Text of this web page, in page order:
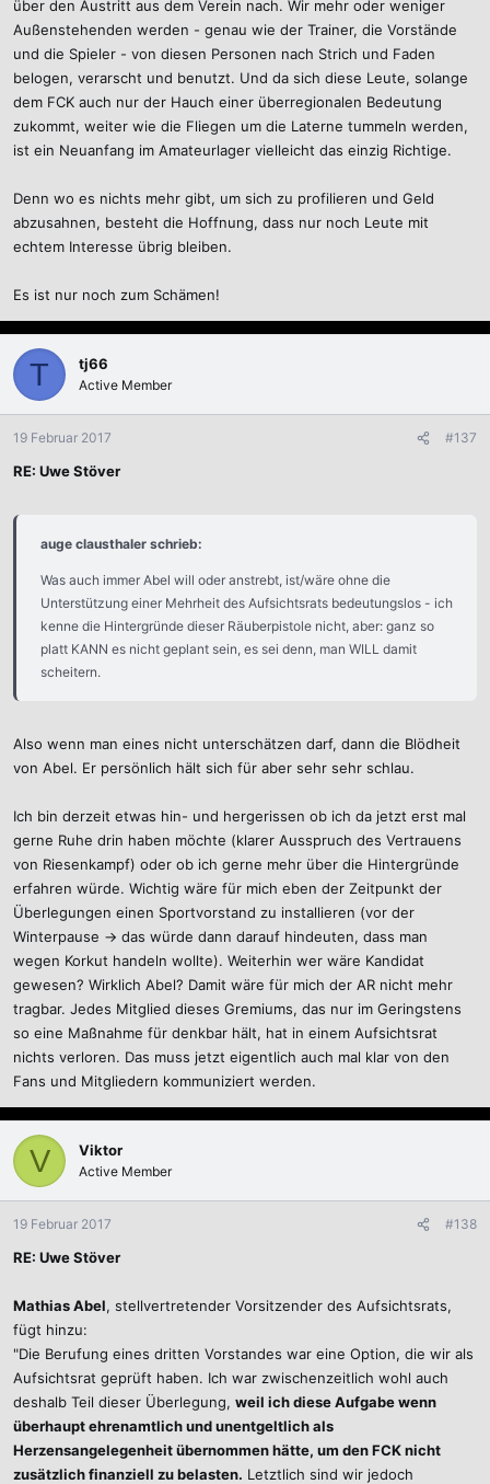
über den Austritt aus dem Verein nach. Wir mehr oder weniger
Außenstehenden werden - genau wie der Trainer, die Vorstände
und die Spieler - von diesen Personen nach Strich und Faden
belogen, verarscht und benutzt. Und da sich diese Leute, solange
dem FCK auch nur der Hauch einer überregionalen Bedeutung
zukommt, weiter wie die Fliegen um die Laterne tummeln werden,
ist ein Neuanfang im Amateurlager vielleicht das einzig Richtige.
Denn wo es nichts mehr gibt, um sich zu profilieren und Geld
abzusahnen, besteht die Hoffnung, dass nur noch Leute mit
echtem Interesse übrig bleiben.
Es ist nur noch zum Schämen!
T tj66
Active Member
19 Februar 2017 #137
RE: Uwe Stöver
auge clausthaler schrieb:
Was auch immer Abel will oder anstrebt, ist/wäre ohne die
Unterstützung einer Mehrheit des Aufsichtsrats bedeutungslos - ich
kenne die Hintergründe dieser Räuberpistole nicht, aber: ganz so
platt KANN es nicht geplant sein, es sei denn, man WILL damit
scheitern.
Also wenn man eines nicht unterschätzen darf, dann die Blödheit
von Abel. Er persönlich hält sich für aber sehr sehr schlau.
Ich bin derzeit etwas hin- und hergerissen ob ich da jetzt erst mal
gerne Ruhe drin haben möchte (klarer Ausspruch des Vertrauens
von Riesenkampf) oder ob ich gerne mehr über die Hintergründe
erfahren würde. Wichtig wäre für mich eben der Zeitpunkt der
Überlegungen einen Sportvorstand zu installieren (vor der
Winterpause -> das würde dann darauf hindeuten, dass man
wegen Korkut handeln wollte). Weiterhin wer wäre Kandidat
gewesen? Wirklich Abel? Damit wäre für mich der AR nicht mehr
tragbar. Jedes Mitglied dieses Gremiums, das nur im Geringstens
so eine Maßnahme für denkbar hält, hat in einem Aufsichtsrat
nichts verloren. Das muss jetzt eigentlich auch mal klar von den
Fans und Mitgliedern kommuniziert werden.
V Viktor
Active Member
19 Februar 2017 #138
RE: Uwe Stöver
Mathias Abel, stellvertretender Vorsitzender des Aufsichtsrats,
fügt hinzu:
"Die Berufung eines dritten Vorstandes war eine Option, die wir als
Aufsichtsrat geprüft haben. Ich war zwischenzeitlich wohl auch
deshalb Teil dieser Überlegung, weil ich diese Aufgabe wenn
überhaupt ehrenamtlich und unentgeltlich als
Herzensangelegenheit übernommen hätte, um den FCK nicht
zusätzlich finanziell zu belasten. Letztlich sind wir jedoch